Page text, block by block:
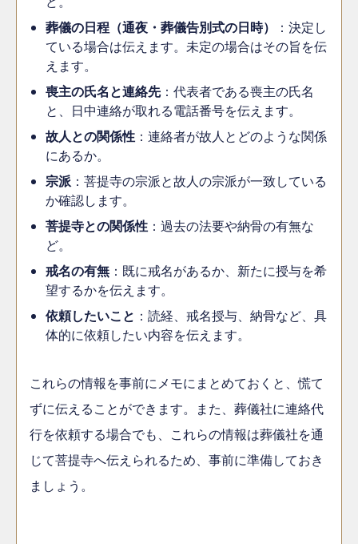
葬儀の日程（通夜・葬儀告別式の日時）
：決定し
ている場合は伝えます。未定の場合はその旨を伝
えます。
喪主の氏名と連絡先：代表者である喪主の氏名
と、日中連絡が取れる電話番号を伝えます。
故人との関係性 ：連絡者が故人とどのような関係
にあるか。
宗派 ：菩提寺の宗派と故人の宗派が一致している
か確認します。
菩提寺との関係性 ：過去の法要や納骨の有無な
ど。
戒名の有無 ：既に戒名があるか、新たに授与を希
望するかを伝えます。
依頼したいこと ：読経、戒名授与、納骨など、具
体的に依頼したい内容を伝えます。
これらの情報を事前にメモにまとめておくと、慌て
ずに伝えることができます。また、葬儀社に連絡代
行を依頼する場合でも、これらの情報は葬儀社を通
じて菩提寺へ伝えられるため、事前に準備しておき
ましょう。